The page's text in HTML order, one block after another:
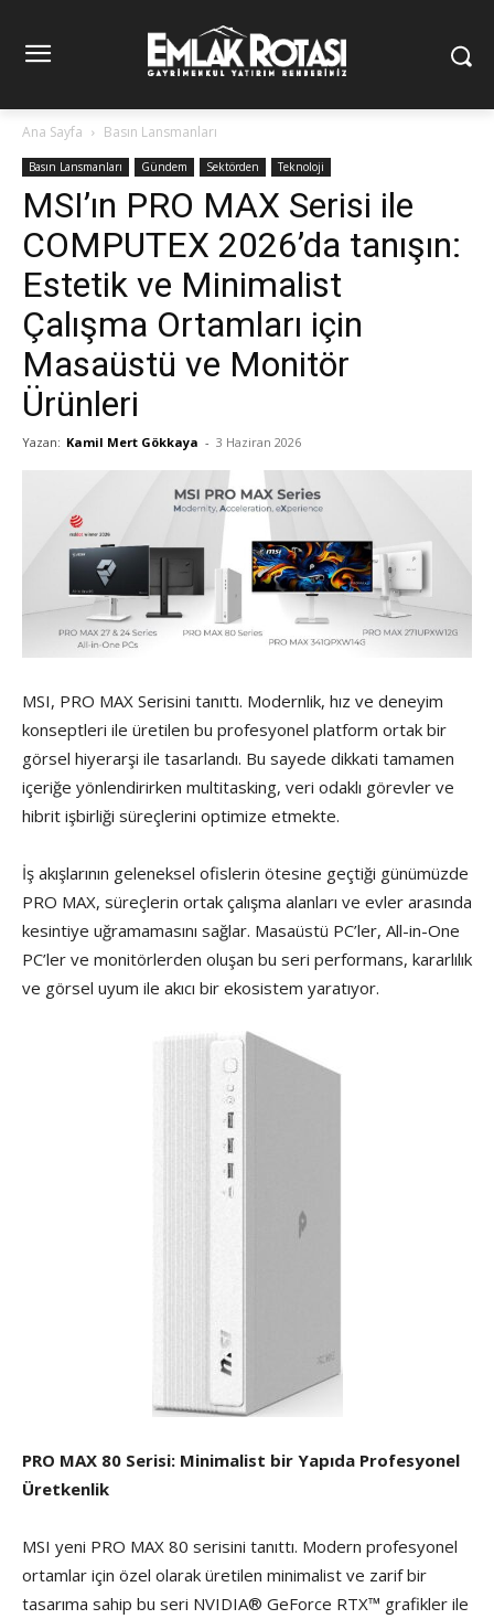
Ana Sayfa Basın Lansmanları
Basın Lansmanları Gündem Sektörden Teknoloji
MSI’ın PRO MAX Serisi ile
COMPUTEX 2026’da tanışın:
Estetik ve Minimalist
Çalışma Ortamları için
Masaüstü ve Monitör
Ürünleri
Yazan: Kamil Mert Gökkaya - 3 Haziran 2026
MSI, PRO MAX Serisini tanıttı. Modernlik, hız ve deneyim
konseptleri ile üretilen bu profesyonel platform ortak bir
görsel hiyerarşi ile tasarlandı. Bu sayede dikkati tamamen
içeriğe yönlendirirken multitasking, veri odaklı görevler ve
hibrit işbirliği süreçlerini optimize etmekte.
İş akışlarının geleneksel ofislerin ötesine geçtiği günümüzde
PRO MAX, süreçlerin ortak çalışma alanları ve evler arasında
kesintiye uğramamasını sağlar. Masaüstü PC’ler, All-in-One
PC’ler ve monitörlerden oluşan bu seri performans, kararlılık
ve görsel uyum ile akıcı bir ekosistem yaratıyor.
PRO MAX 80 Serisi: Minimalist bir Yapıda Profesyonel
Üretkenlik
MSI yeni PRO MAX 80 serisini tanıttı. Modern profesyonel
ortamlar için özel olarak üretilen minimalist ve zarif bir
tasarıma sahip bu seri NVIDIA® GeForce RTX™ grafikler ile